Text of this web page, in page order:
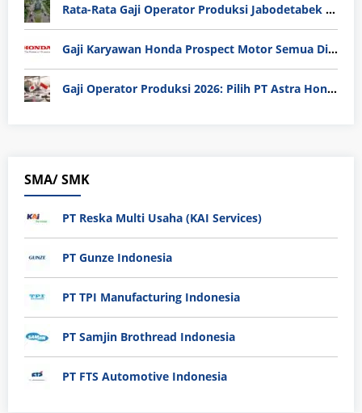
Rata-Rata Gaji Operator Produksi Jabodetabek 2025: Bedah Tuntas UMK, Lemburan, dan Realita Hidup Buruh
Gaji Karyawan Honda Prospect Motor Semua Divisi
Gaji Operator Produksi 2026: Pilih PT Astra Honda Motor (AHM) atau Manufaktur di Jepang?
SMA/ SMK
PT Reska Multi Usaha (KAI Services)
PT Gunze Indonesia
PT TPI Manufacturing Indonesia
PT Samjin Brothread Indonesia
PT FTS Automotive Indonesia